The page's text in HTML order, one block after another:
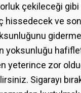
çekileceği
hissedecek ve
yoksunluğu
yeterince zor
Sigarayı